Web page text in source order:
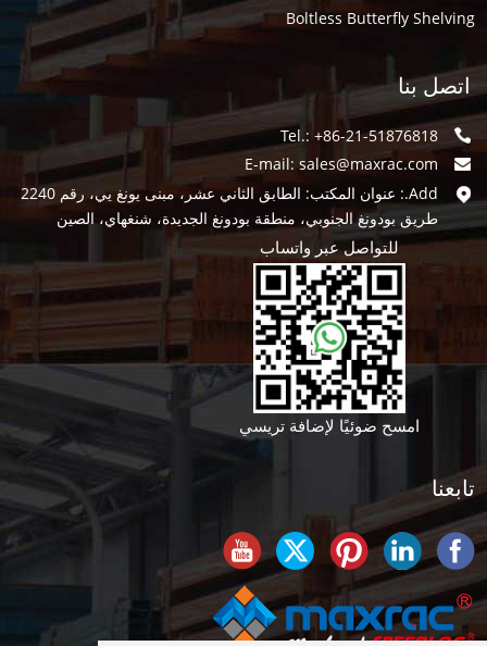
Boltless Butterfly Shelving
اتصل بنا
Tel.: +86-21-51876818
E-mail: sales@maxrac.com
Add.: عنوان المكتب: الطابق الثاني عشر، مبنى يونغ يي، رقم 2240
طريق بودونغ الجنوبي، منطقة بودونغ الجديدة، شنغهاي، الصين
للتواصل عبر واتساب
امسح ضوئيًا لإضافة تريسي
تابعنا